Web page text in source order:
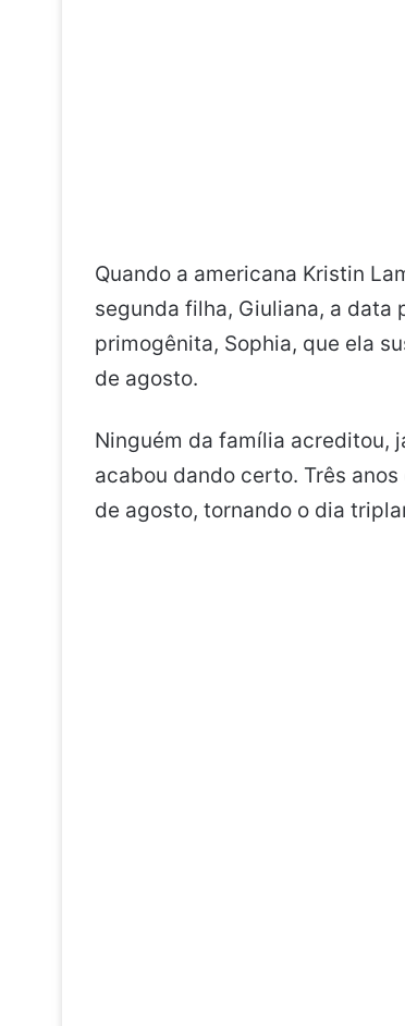
Quando a americana Kristin
segunda filha, Giuliana, a
primogênita, Sophia, que ela
de agosto.
Ninguém da família acreditou,
acabou dando certo. Três
de agosto, tornando o dia